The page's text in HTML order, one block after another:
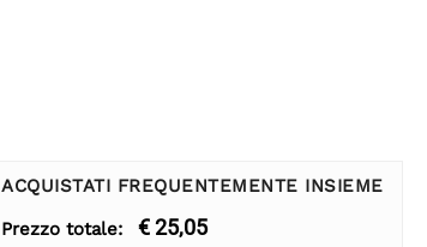
ACQUISTATI FREQUENTEMENTE INSIEME
Prezzo totale:
€ 25,05